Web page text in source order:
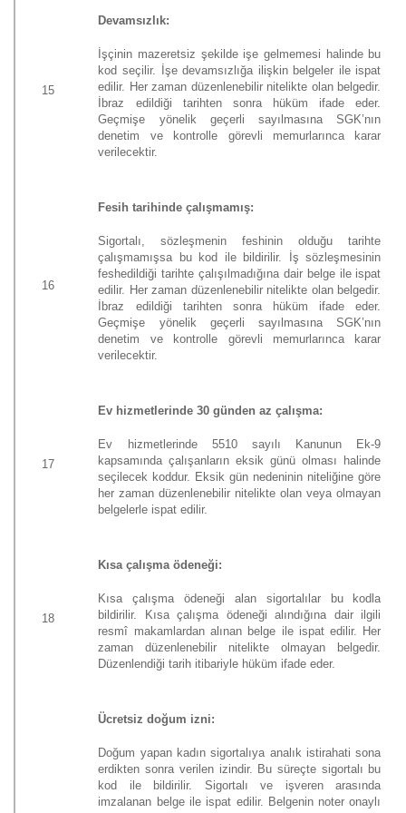
15
Devamsızlık:
İşçinin mazeretsiz şekilde işe gelmemesi halinde bu
kod seçilir. İşe devamsızlığa ilişkin belgeler ile ispat
edilir. Her zaman düzenlenebilir nitelikte olan belgedir.
İbraz edildiği tarihten sonra hüküm ifade eder.
Geçmişe yönelik geçerli sayılmasına SGK’nın
denetim ve kontrolle görevli memurlarınca karar
verilecektir.
16
Fesih tarihinde çalışmamış:
Sigortalı, sözleşmenin feshinin olduğu tarihte
çalışmamışsa bu kod ile bildirilir. İş sözleşmesinin
feshedildiği tarihte çalışılmadığına dair belge ile ispat
edilir. Her zaman düzenlenebilir nitelikte olan belgedir.
İbraz edildiği tarihten sonra hüküm ifade eder.
Geçmişe yönelik geçerli sayılmasına SGK’nın
denetim ve kontrolle görevli memurlarınca karar
verilecektir.
17
Ev hizmetlerinde 30 günden az çalışma:
Ev hizmetlerinde 5510 sayılı Kanunun Ek-9
kapsamında çalışanların eksik günü olması halinde
seçilecek koddur. Eksik gün nedeninin niteliğine göre
her zaman düzenlenebilir nitelikte olan veya olmayan
belgelerle ispat edilir.
18
Kısa çalışma ödeneği:
Kısa çalışma ödeneği alan sigortalılar bu kodla
bildirilir. Kısa çalışma ödeneği alındığına dair ilgili
resmî makamlardan alınan belge ile ispat edilir. Her
zaman düzenlenebilir nitelikte olmayan belgedir.
Düzenlendiği tarih itibariyle hüküm ifade eder.
Ücretsiz doğum izni:
Doğum yapan kadın sigortalıya analık istirahati sona
erdikten sonra verilen izindir. Bu süreçte sigortalı bu
kod ile bildirilir. Sigortalı ve işveren arasında
imzalanan belge ile ispat edilir. Belgenin noter onaylı